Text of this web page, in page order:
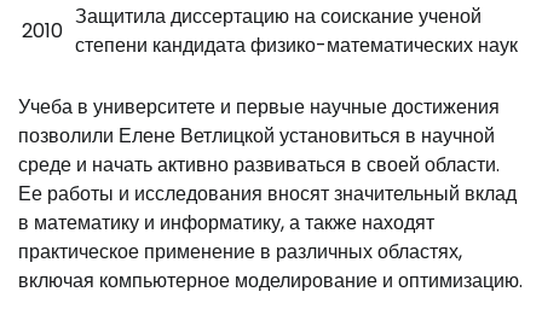
2010
Защитила диссертацию на соискание ученой
степени кандидата физико-математических наук
Учеба в университете и первые научные достижения
позволили Елене Ветлицкой установиться в научной
среде и начать активно развиваться в своей области.
Ее работы и исследования вносят значительный вклад
в математику и информатику, а также находят
практическое применение в различных областях,
включая компьютерное моделирование и оптимизацию.